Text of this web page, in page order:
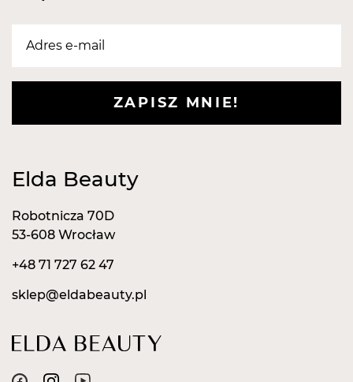
ZAPISZ MNIE!
Elda Beauty
Robotnicza 70D
53-608 Wrocław
+48 71 727 62 47
sklep@eldabeauty.pl